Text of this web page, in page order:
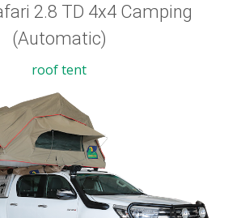
2.8 TD 4x4 Camping
(Automatic)
roof tent